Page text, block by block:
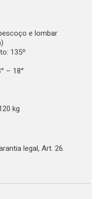
e lombar
135º
– 18°
kg
legal, Art. 26.